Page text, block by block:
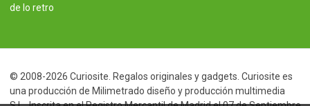
de lo retro
© 2008-2026 Curiosite. Regalos originales y gadgets. Curiosite es
una producción de Milimetrado diseño y producción multimedia